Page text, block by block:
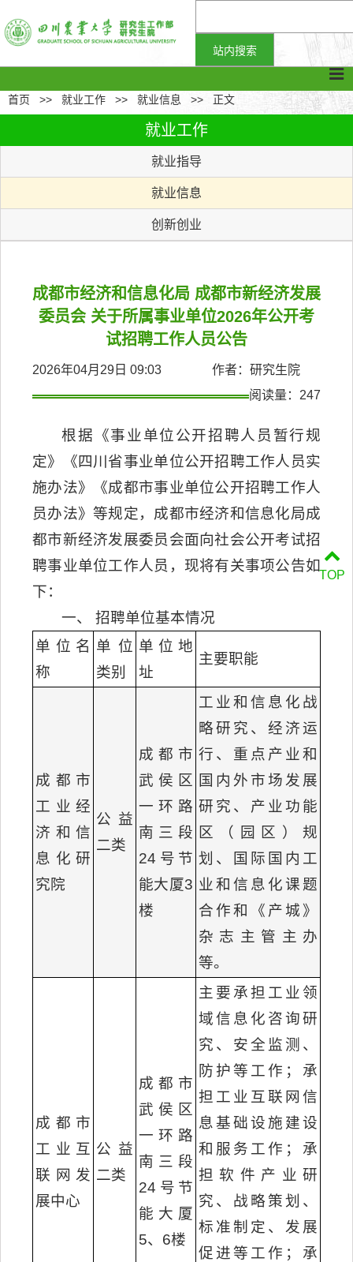
首页 >> 就业工作 >> 就业信息 >> 正文
就业工作
就业指导
就业信息
创新创业
成都市经济和信息化局 成都市新经济发展
委员会 关于所属事业单位2026年公开考
试招聘工作人员公告
2026年04月29日 09:03 作者：研究生院
阅读量： 247
根据《事业单位公开招聘人员暂行规
定》《四川省事业单位公开招聘工作人员实
施办法》《成都市事业单位公开招聘工作人
员办法》等规定，成都市经济和信息化局成
都市新经济发展委员会面向社会公开考试招
聘事业单位工作人员，现将有关事项公告如
下：
一、 招聘单位基本情况
单位名
称
单位
类别
单位地
址
主要职能
成都市
工业经
济和信
息化研
究院
公益
二类
成都市
武侯区
一环路
南三段
24号节
能大厦3
楼
工业和信息化战
略研究、经济运
行、重点产业和
国内外市场发展
研究、产业功能
区（园区）规
划、国际国内工
业和信息化课题
合作和《产城》
杂志主管主办
等。
成都市
工业互
联网发
展中心
公益
二类
成都市
武侯区
一环路
南三段
24号节
能大厦
5、6楼
主要承担工业领
域信息化咨询研
究、安全监测、
防护等工作；承
担工业互联网信
息基础设施建设
和服务工作；承
担软件产业研
究、战略策划、
标准制定、发展
促进等工作；承
TOP